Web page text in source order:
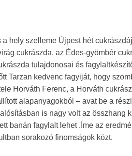
hely szelleme Újpest hét
cukrászda, az Édes-gyömbér
tulajdonosai és
Tarzan kedvenc fagyiját, hogy
Horváth Ferenc, a Horváth
alapanyagokból – avat be a
is nagy volt az összhang
banán fagylalt lehet .Íme az
sorakozó finomságok közt.